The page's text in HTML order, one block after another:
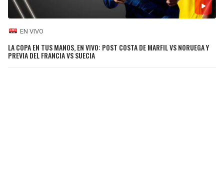
EN VIVO
LA COPA EN TUS MANOS, EN VIVO: POST COSTA DE MARFIL VS NORUEGA Y
PREVIA DEL FRANCIA VS SUECIA